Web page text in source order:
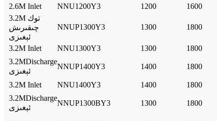
2.6M Inlet NNU1200Y3 1200
1600
3.2M توك
چىقىرىش
ئېغىزى
NNUP1300Y3 1300 1800
3.2M Inlet NNU1300Y3 1300
1800
3.2MDischarge
ئېغىزى
NNUP1400Y3 1400 1800
3.2M Inlet NNU1400Y3 1400
1800
3.2MDischarge
ئېغىزى
NNUP1300BY3 1300 1800